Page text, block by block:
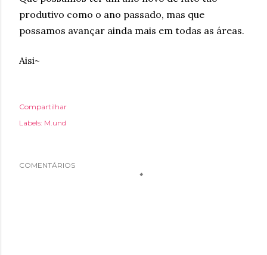
produtivo como o ano passado, mas que
possamos avançar ainda mais em todas as áreas.
Aisi~
Compartilhar
Labels: M.und
COMENTÁRIOS